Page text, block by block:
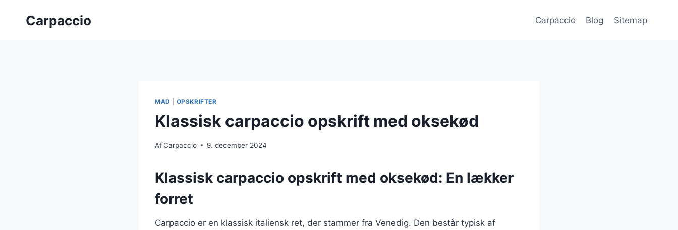
Carpaccio Carpaccio Blog Sitemap
MAD OPSKRIFTER
Klassisk carpaccio opskrift med oksekød
AfCarpaccio 9. december 2024
Klassisk carpaccio opskrift med oksekød: En lækker
forret
Carpaccio er en klassisk italiensk ret, der stammer fra Venedig. Den består typisk af